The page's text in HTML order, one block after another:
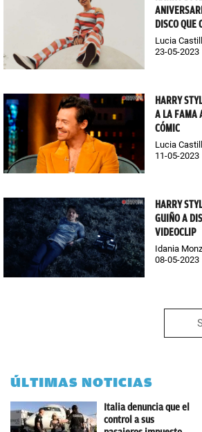
DISCO QUE
Lucia
23-05-2023
HARRY
A LA FAMA
CÓMIC
Lucia
11-05-2023
HARRY
GUIÑO A
VIDEOCLIP
Idania
08-05-2023
ÚLTIMAS NOTICIAS
Italia denuncia que el
control a sus